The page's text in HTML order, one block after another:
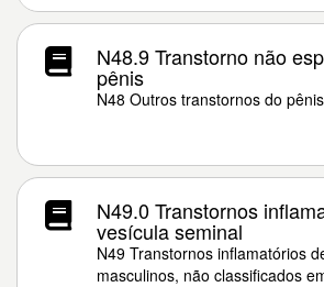
N48.9 Transtorno não
pênis
N48 Outros transtornos do pênis
N49.0 Transtornos
vesícula seminal
N49 Transtornos inflamatórios
masculinos, não classificados